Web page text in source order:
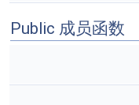
Public 成员函数